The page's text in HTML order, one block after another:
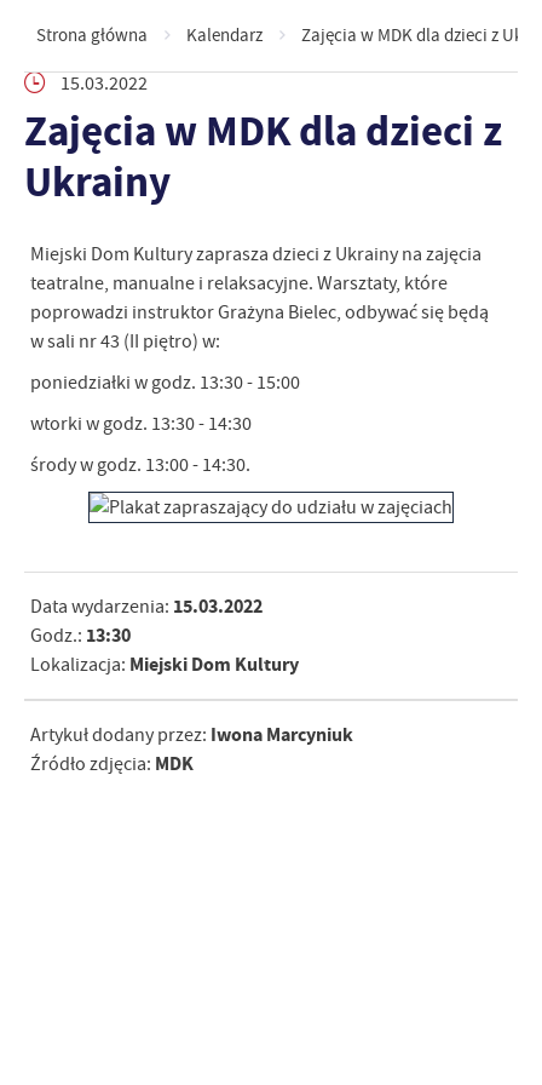
Strona główna Kalendarz
Zajęcia w MDK dla dzieci z
15.03.2022
Zajęcia w MDK dla dzieci z
Ukrainy
Miejski Dom Kultury zaprasza dzieci z Ukrainy na zajęcia
teatralne, manualne i relaksacyjne. Warsztaty, które
poprowadzi instruktor Grażyna Bielec, odbywać się będą
w sali nr 43 (II piętro) w:
poniedziałki w godz. 13:30 - 15:00
wtorki w godz. 13:30 - 14:30
środy w godz. 13:00 - 14:30.
Data wydarzenia: 15.03.2022
Godz.: 13:30
Lokalizacja: Miejski Dom Kultury
Artykuł dodany przez: Iwona Marcyniuk
Źródło zdjęcia: MDK